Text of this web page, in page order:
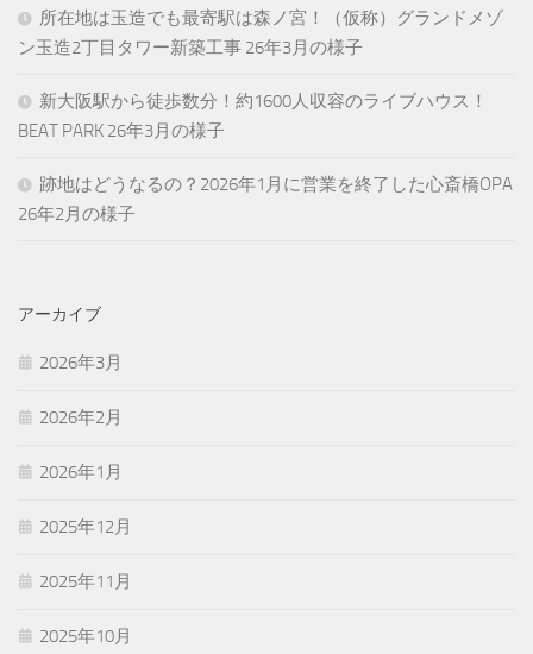
所在地は玉造でも最寄駅は森ノ宮！（仮称）グランドメゾ
ン玉造2丁目タワー新築工事 26年3月の様子
新大阪駅から徒歩数分！約1600人収容のライブハウス！
BEAT PARK 26年3月の様子
跡地はどうなるの？2026年1月に営業を終了した心斎橋OPA
26年2月の様子
アーカイブ
2026年3月
2026年2月
2026年1月
2025年12月
2025年11月
2025年10月